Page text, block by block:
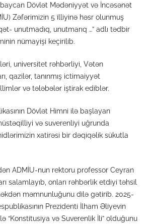
Dövlət Mədəniyyət və İncəsənət
Zəfərimizin 5 illiyinə həsr olunmuş
unutmadıq, unutmarıq …” adlı tədbir
nümayişi keçirilib.
universitet rəhbərliyi, Vətən
qazilər, tanınmış ictimaiyyət
və tələbələr iştirak ediblər.
Dövlət Himni ilə başlayan
və suverenliyi uğrunda
xatirəsi bir dəqiqəlik sükutla
ADMİU-nun rektoru professor Ceyran
salamlayıb, onları rəhbərlik etdiyi təhsil
məmnunluğunu dilə gətirib. 2025-
Prezidenti İlham Əliyevin
“Konstitusiya və Suverenlik İli” olduğunu